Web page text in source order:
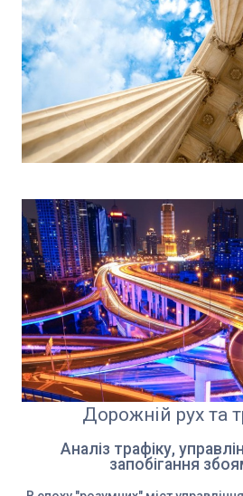
Дорожній рух та
Аналіз трафіку,
запобігання